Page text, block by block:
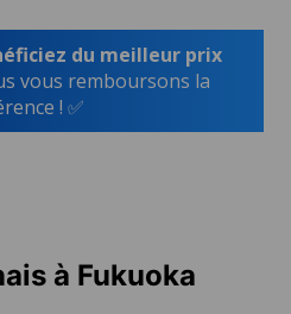
du meilleur prix
vous remboursons la
! ✅
à Fukuoka